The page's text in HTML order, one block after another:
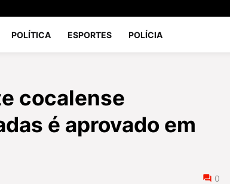
POLÍTICA ESPORTES POLÍCIA
cocalense
é aprovado em
0